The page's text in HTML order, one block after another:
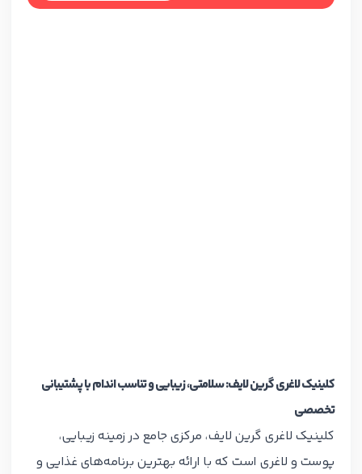
کلینیک لاغری گرین لایف: سلامتی، زیبایی و تناسب اندام با پشتیبانی
تخصصی
کلینیک لاغری گرین لایف، مرکزی جامع در زمینه زیبایی،
پوست و لاغری است که با ارائه بهترین برنامه‌های غذایی و